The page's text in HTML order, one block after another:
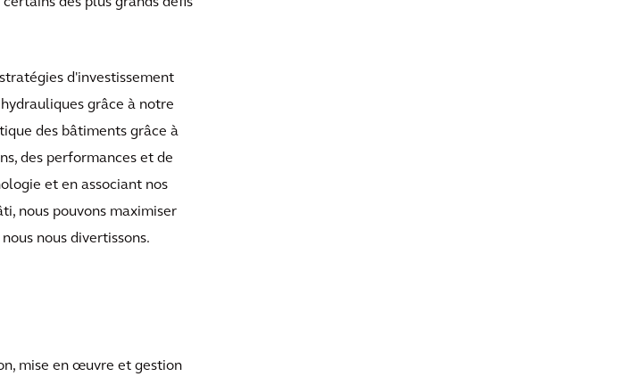
d'investissement
grâce à notre
des bâtiments grâce à
des performances et de
et en associant nos
nous pouvons maximiser
nous divertissons.
mise en œuvre et gestion